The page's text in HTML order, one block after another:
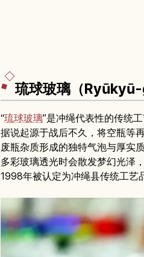
琉球玻璃（
“琉球玻璃”是冲绳代表性的传统
据说起源于战后不久，将空瓶等
废瓶杂质形成的独特气泡与厚实
多彩玻璃透光时会散发梦幻光泽
1998年被认定为冲绳县传统工艺